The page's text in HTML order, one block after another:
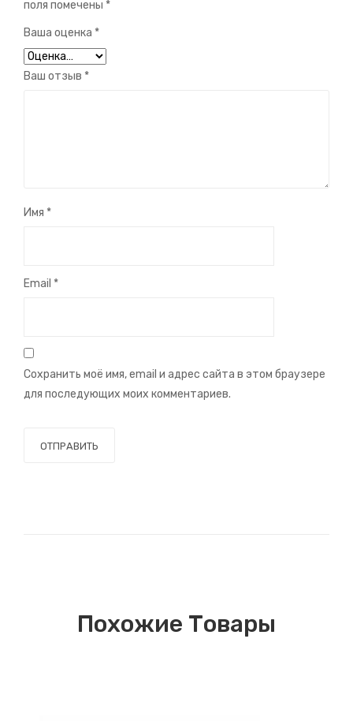
поля помечены *
Ваша оценка *
Ваш отзыв *
Имя *
Email *
Сохранить моё имя, email и адрес сайта в этом браузере
для последующих моих комментариев.
Похожие Товары